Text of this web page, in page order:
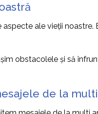
ale vieții
obstacolele și să
de la